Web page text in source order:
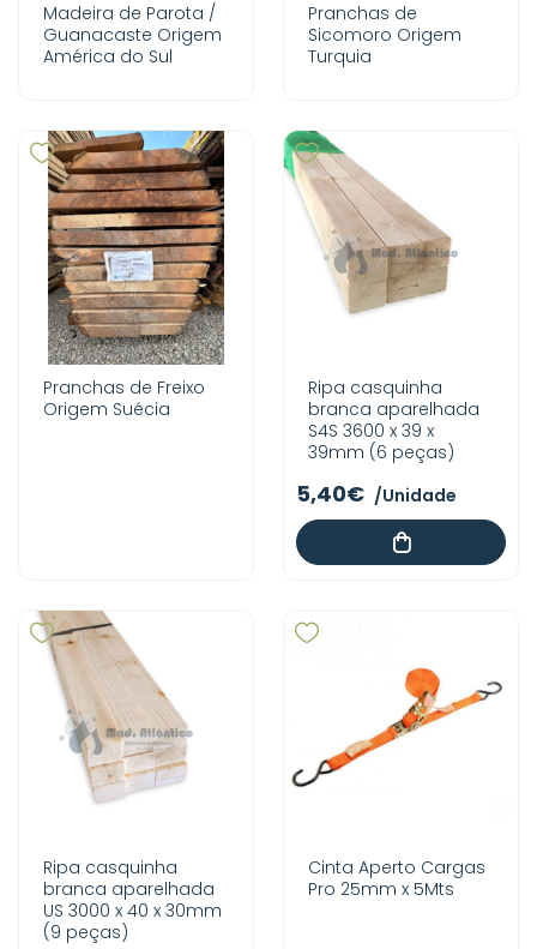
Madeira de Parota /
Guanacaste Origem
América do Sul
Pranchas de
Sicomoro Origem
Turquia
Pranchas de Freixo
Origem Suécia
Ripa casquinha
branca aparelhada
S4S 3600 x 39 x
39mm (6 peças)
5,40€ /Unidade
Ripa casquinha
branca aparelhada
US 3000 x 40 x 30mm
(9 peças)
Cinta Aperto Cargas
Pro 25mm x 5Mts